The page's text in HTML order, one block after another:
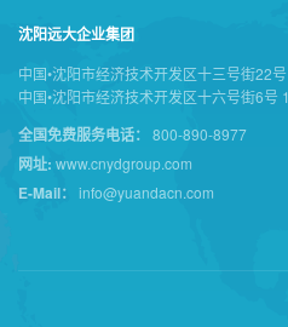
沈阳远大企业集团
中国•沈阳市经济技术开发区十三号街22
中国•沈阳市经济技术开发区十六号街6号
全国免费服务电话： 800-890-8977
网址: www.cnydgroup.com
E-Mail： info@yuandacn.com